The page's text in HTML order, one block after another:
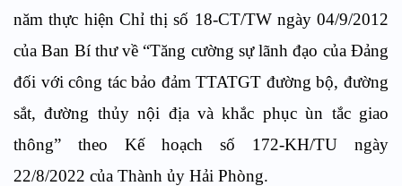
năm thực hiện Chỉ thị số 18-CT/TW ngày 04/9/2012
của Ban Bí thư về “Tăng cường sự lãnh đạo của Đảng
đối với công tác bảo đảm TTATGT đường bộ, đường
sắt, đường thủy nội địa và khắc phục ùn tắc giao
thông” theo Kế hoạch số 172-KH/TU ngày
22/8/2022 của Thành ủy Hải Phòng.